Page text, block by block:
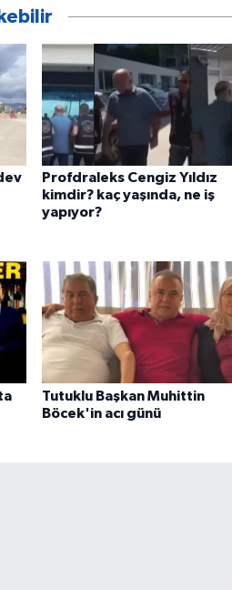
Profdraleks Cengiz Yıldız
kimdir? kaç yaşında, ne iş
yapıyor?
Tutuklu Başkan Muhittin
Böcek'in acı günü